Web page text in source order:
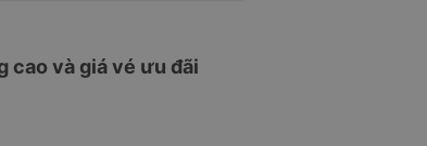
cao và giá vé ưu đãi